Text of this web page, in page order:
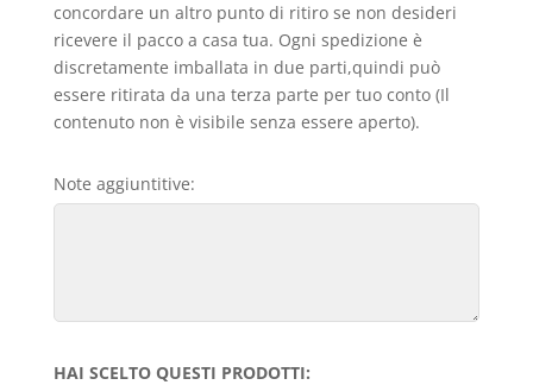
concordare un altro punto di ritiro se non desideri
ricevere il pacco a casa tua. Ogni spedizione è
discretamente imballata in due parti,quindi può
essere ritirata da una terza parte per tuo conto (Il
contenuto non è visibile senza essere aperto).
Note aggiuntitive:
HAI SCELTO QUESTI PRODOTTI: